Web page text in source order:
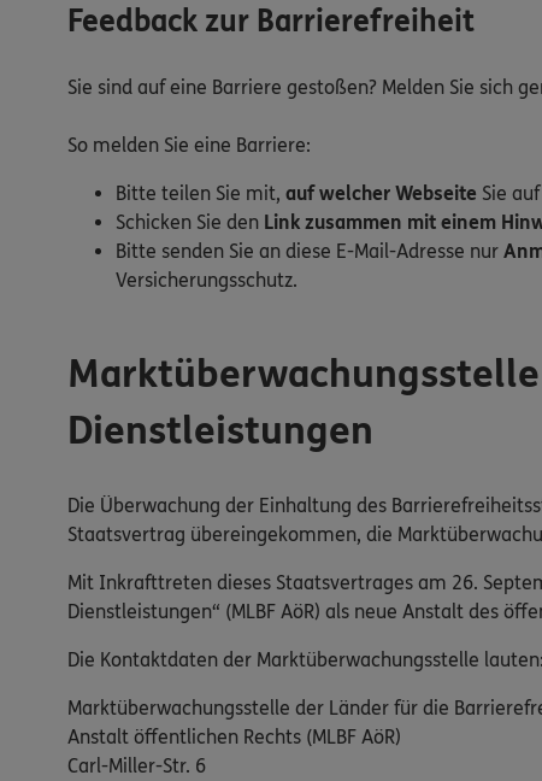
Feedback zur Barrierefreiheit
Sie sind auf eine Barriere gestoßen? Melden Sie sich
So melden Sie eine Barriere:
Bitte teilen Sie mit, auf welcher Webseite Sie
Schicken Sie den Link zusammen mit einem
Bitte senden Sie an diese E-Mail-Adresse nur
Versicherungsschutz.
Dienstleistungen
Die Überwachung der Einhaltung des
Staatsvertrag übereingekommen, die
Mit Inkrafttreten dieses Staatsvertrages am 26.
Dienstleistungen“ (MLBF AöR) als neue Anstalt des
Die Kontaktdaten der Marktüberwachungsstelle lauten:
Marktüberwachungsstelle der Länder für die
Anstalt öffentlichen Rechts (MLBF AöR)
Carl-Miller-Str. 6